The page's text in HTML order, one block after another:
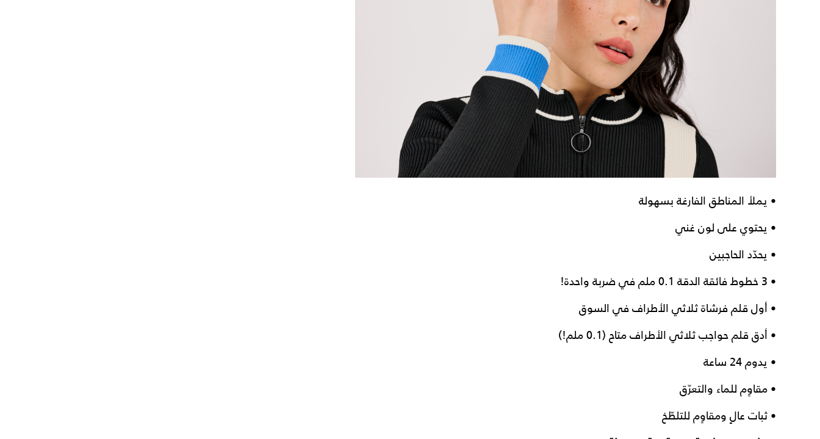
• يملأ المناطق الفارغة بسهولة
• يحتوي على لون غني
• يحدّد الحاجبين
• 3 خطوط فائقة الدقة 0.1 ملم في ضربة واحدة!
• أول قلم فرشاة ثلاثي الأطراف في السوق
• أدق قلم حواجب ثلاثي الأطراف متاح (0.1 ملم!)
• يدوم 24 ساعة
• مقاوِم للماء والتعرّق
• ثبات عالٍ ومقاوِم للتلطّخ